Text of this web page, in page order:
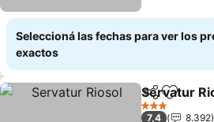
Seleccioná las fechas para ver los
exactos
Compartir
Añadir
Servatur
3 Estrellas
7,4
8.392